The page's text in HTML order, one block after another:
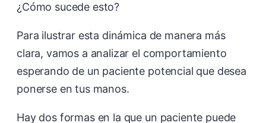
¿Cómo sucede esto?
Para ilustrar esta dinámica de manera más
clara, vamos a analizar el comportamiento
esperando de un paciente potencial que desea
ponerse en tus manos.
Hay dos formas en la que un paciente puede